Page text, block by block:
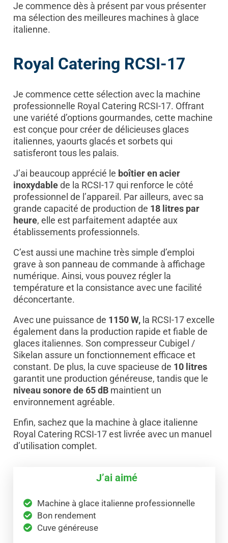
Je commence dès à présent par vous présenter
ma sélection des meilleures machines à glace
italienne.
Royal Catering RCSI-17
Je commence cette sélection avec la machine
professionnelle Royal Catering RCSI-17. Offrant
une variété d’options gourmandes, cette machine
est conçue pour créer de délicieuses glaces
italiennes, yaourts glacés et sorbets qui
satisferont tous les palais.
J’ai beaucoup apprécié le boîtier en acier
inoxydablede la RCSI-17 qui renforce le côté
professionnel de l’appareil. Par ailleurs, avec sa
grande capacité de production de 18 litres par
heure, elle est parfaitement adaptée aux
établissements professionnels.
C’est aussi une machine très simple d’emploi
grave à son panneau de commande à affichage
numérique. Ainsi, vous pouvez régler la
température et la consistance avec une facilité
déconcertante.
Avec une puissance de 1150 W,la RCSI-17 excelle
également dans la production rapide et fiable de
glaces italiennes. Son compresseur Cubigel /
Sikelan assure un fonctionnement efficace et
constant. De plus, la cuve spacieuse de 10 litres
garantit une production généreuse, tandis que le
niveau sonore de 65 dBmaintient un
environnement agréable.
Enfin, sachez que la machine à glace italienne
Royal Catering RCSI-17 est livrée avec un manuel
d’utilisation complet.
J’ai aimé
Machine à glace italienne professionnelle
Bon rendement
Cuve généreuse